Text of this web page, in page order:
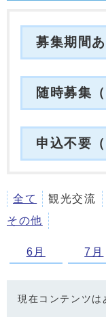
募集期間
随時募集（
申込不要（
全て 観光交流
その他
6月 7月
現在コンテンツは